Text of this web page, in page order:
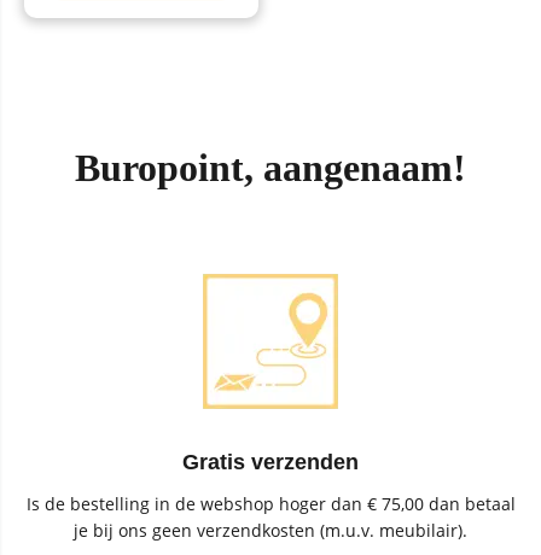
Buropoint, aangenaam!
Gratis verzenden
Is de bestelling in de webshop hoger dan € 75,00 dan betaal
je bij ons geen verzendkosten (m.u.v. meubilair).